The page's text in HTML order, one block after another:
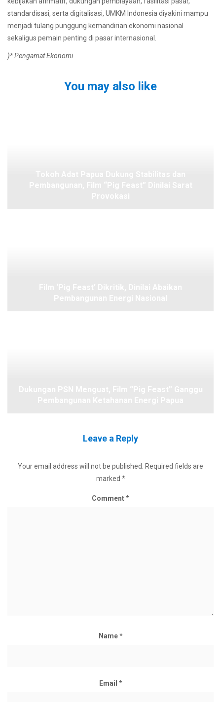
standardisasi, serta digitalisasi, UMKM Indonesia diyakini mampu
menjadi tulang punggung kemandirian ekonomi nasional
sekaligus pemain penting di pasar internasional.
)* Pengamat Ekonomi
You may also like
Leave a Reply
Your email address will not be published.
Required fields are
marked *
Comment*
Name*
Email *